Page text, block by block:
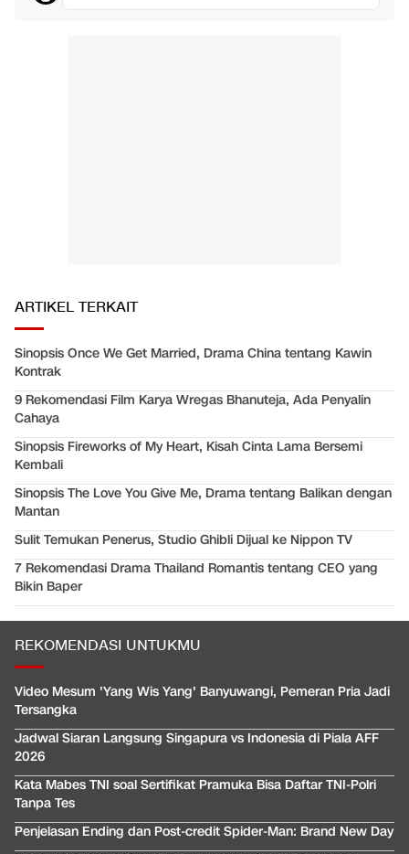
ARTIKEL TERKAIT
Sinopsis Once We Get Married, Drama China tentang Kawin
Kontrak
9 Rekomendasi Film Karya Wregas Bhanuteja, Ada Penyalin
Cahaya
Sinopsis Fireworks of My Heart, Kisah Cinta Lama Bersemi
Kembali
Sinopsis The Love You Give Me, Drama tentang Balikan dengan
Mantan
Sulit Temukan Penerus, Studio Ghibli Dijual ke Nippon TV
7 Rekomendasi Drama Thailand Romantis tentang CEO yang
Bikin Baper
REKOMENDASI UNTUKMU
Video Mesum 'Yang Wis Yang' Banyuwangi, Pemeran Pria Jadi
Tersangka
Jadwal Siaran Langsung Singapura vs Indonesia di Piala AFF
2026
Kata Mabes TNI soal Sertifikat Pramuka Bisa Daftar TNI-Polri
Tanpa Tes
Penjelasan Ending dan Post-credit Spider-Man: Brand New Day